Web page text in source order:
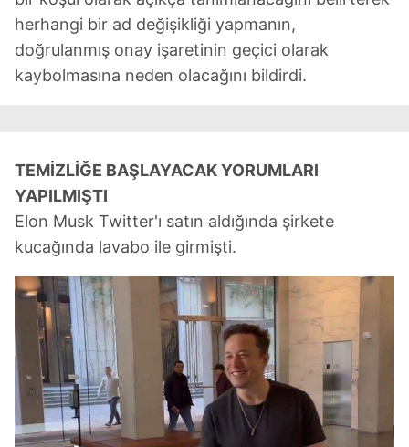
herhangi bir ad değişikliği yapmanın,
doğrulanmış onay işaretinin geçici olarak
kaybolmasına neden olacağını bildirdi.
TEMİZLİĞE BAŞLAYACAK YORUMLARI
YAPILMIŞTI
Elon Musk Twitter'ı satın aldığında şirkete
kucağında lavabo ile girmişti.